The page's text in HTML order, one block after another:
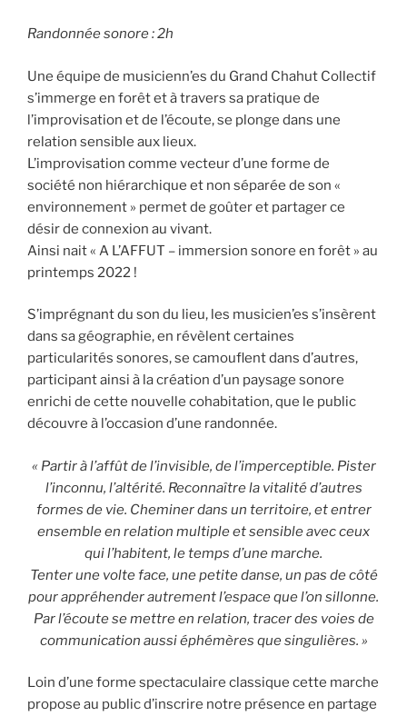
Randonnée sonore : 2h
Une équipe de musicienn’es du Grand Chahut Collectif
s’immerge en forêt et à travers sa pratique de
l’improvisation et de l’écoute, se plonge dans une
relation sensible aux lieux.
L’improvisation comme vecteur d’une forme de
société non hiérarchique et non séparée de son «
environnement » permet de goûter et partager ce
désir de connexion au vivant.
Ainsi nait « A L’AFFUT – immersion sonore en forêt » au
printemps 2022 !
S’imprégnant du son du lieu, les musicien’es s’insèrent
dans sa géographie, en révèlent certaines
particularités sonores, se camouflent dans d’autres,
participant ainsi à la création d’un paysage sonore
enrichi de cette nouvelle cohabitation, que le public
découvre à l’occasion d’une randonnée.
« Partir à l’affût de l’invisible, de l’imperceptible. Pister
l’inconnu, l’altérité. Reconnaître la vitalité d’autres
formes de vie. Cheminer dans un territoire, et entrer
ensemble en relation multiple et sensible avec ceux
qui l’habitent, le temps d’une marche.
Tenter une volte face, une petite danse, un pas de côté
pour appréhender autrement l’espace que l’on sillonne.
Par l’écoute se mettre en relation, tracer des voies de
communication aussi éphémères que singulières. »
Loin d’une forme spectaculaire classique cette marche
propose au public d’inscrire notre présence en partage